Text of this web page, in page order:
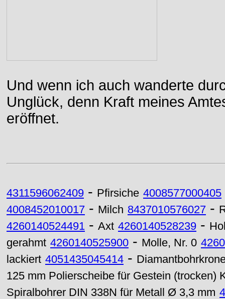
Und wenn ich auch wanderte
Unglück, denn Kraft meines
eröffnet.
4311596062409 - Pfirsiche 4008577000405
4008452010017 - Milch 8437010576027 -
4260140524491 - Axt 4260140528239 -
gerahmt 4260140525900 - Molle, Nr. 0
lackiert 4051435045414 -
125 mm Polierscheibe für Gestein (trocken)
Spiralbohrer DIN 338N für Metall Ø 3,3 mm